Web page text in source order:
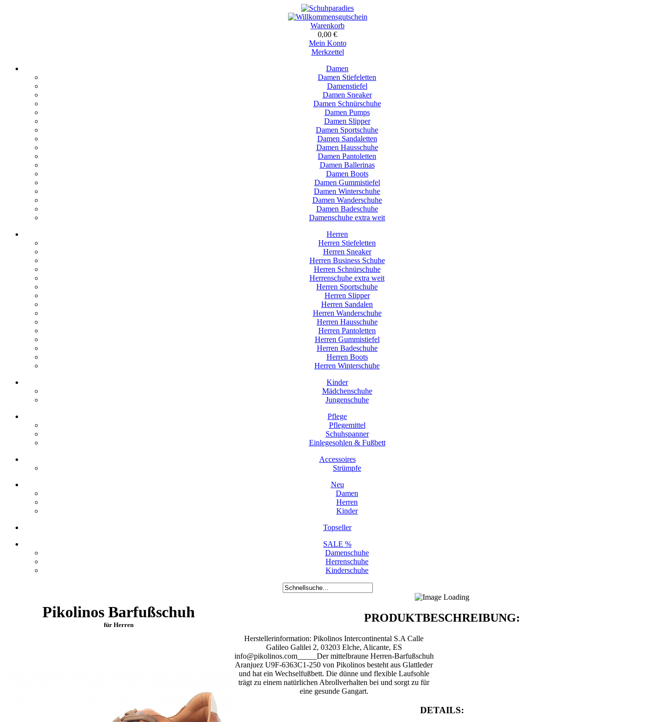
Warenkorb
0,00 €
Mein Konto
Merkzettel
Damen
Damen Stiefeletten
Damenstiefel
Damen Sneaker
Damen Schnürschuhe
Damen Pumps
Damen Slipper
Damen Sportschuhe
Damen Sandaletten
Damen Hausschuhe
Damen Pantoletten
Damen Ballerinas
Damen Boots
Damen Gummistiefel
Damen Winterschuhe
Damen Wanderschuhe
Damen Badeschuhe
Damenschuhe extra weit
Herren
Herren Stiefeletten
Herren Sneaker
Herren Business Schuhe
Herren Schnürschuhe
Herrenschuhe extra weit
Herren Sportschuhe
Herren Slipper
Herren Sandalen
Herren Wanderschuhe
Herren Hausschuhe
Herren Pantoletten
Herren Gummistiefel
Herren Badeschuhe
Herren Boots
Herren Winterschuhe
Kinder
Mädchenschuhe
Jungenschuhe
Pflege
Pflegemittel
Schuhspanner
Einlegesohlen & Fußbett
Accessoires
Strümpfe
Neu
Damen
Herren
Kinder
Topseller
SALE %
Damenschuhe
Herrenschuhe
Kinderschuhe
Pikolinos Barfußschuh
für Herren
PRODUKTBESCHREIBUNG:
Herstellerinformation: Pikolinos Intercontinental S.A Calle
Galileo Galilei 2, 03203 Elche, Alicante, ES
info@pikolinos.com_____Der mittelbraune Herren-Barfußschuh
Aranjuez U9F-6363C1-250 von Pikolinos besteht aus Glattleder
und hat ein Wechselfußbett. Die dünne und flexible Laufsohle
trägt zu einem natürlichen Abrollverhalten bei und sorgt zu für
eine gesunde Gangart.
DETAILS: